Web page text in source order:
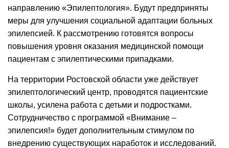
направлению «Эпилептология». Будут предприняты
меры для улучшения социальной адаптации больных
эпилепсией. К рассмотрению готовятся вопросы
повышения уровня оказания медицинской помощи
пациентам с эпилептическими припадками.
На территории Ростовской области уже действует
эпилептологический центр, проводятся пациентские
школы, усилена работа с детьми и подростками.
Сотрудничество с программой «Внимание –
эпилепсия!» будет дополнительным стимулом по
внедрению существующих наработок и исследований.